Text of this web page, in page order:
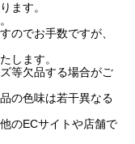
ます。
のでお手数ですが、
します。
等欠品する場合がご
の色味は若干異なる
のECサイトや店舗で